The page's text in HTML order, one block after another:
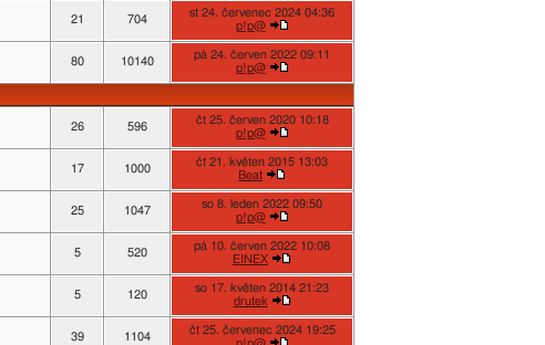
21 704
st 24. červenec 2024 04:36
p!p@
80 10140
pá 24. červen 2022 09:11
p!p@
26 596
čt 25. červen 2020 10:18
p!p@
17 1000
čt 21. květen 2015 13:03
Beat
25 1047
so 8. leden 2022 09:50
p!p@
5 520
pá 10. červen 2022 10:08
EINEX
5 120
so 17. květen 2014 21:23
drutek
39 1104
čt 25. červenec 2024 19:25